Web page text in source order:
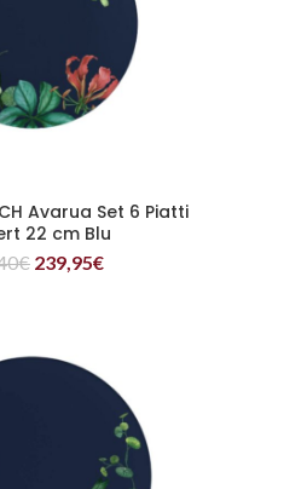
TUTTO
Avarua Set 6 Piatti
22 cm Blu
€ 239,95€